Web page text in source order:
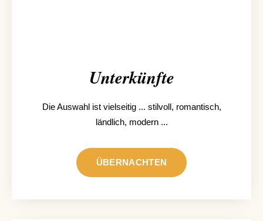
Unterkünfte
Die Auswahl ist vielseitig ... stilvoll, romantisch,
ländlich, modern ...
ÜBERNACHTEN